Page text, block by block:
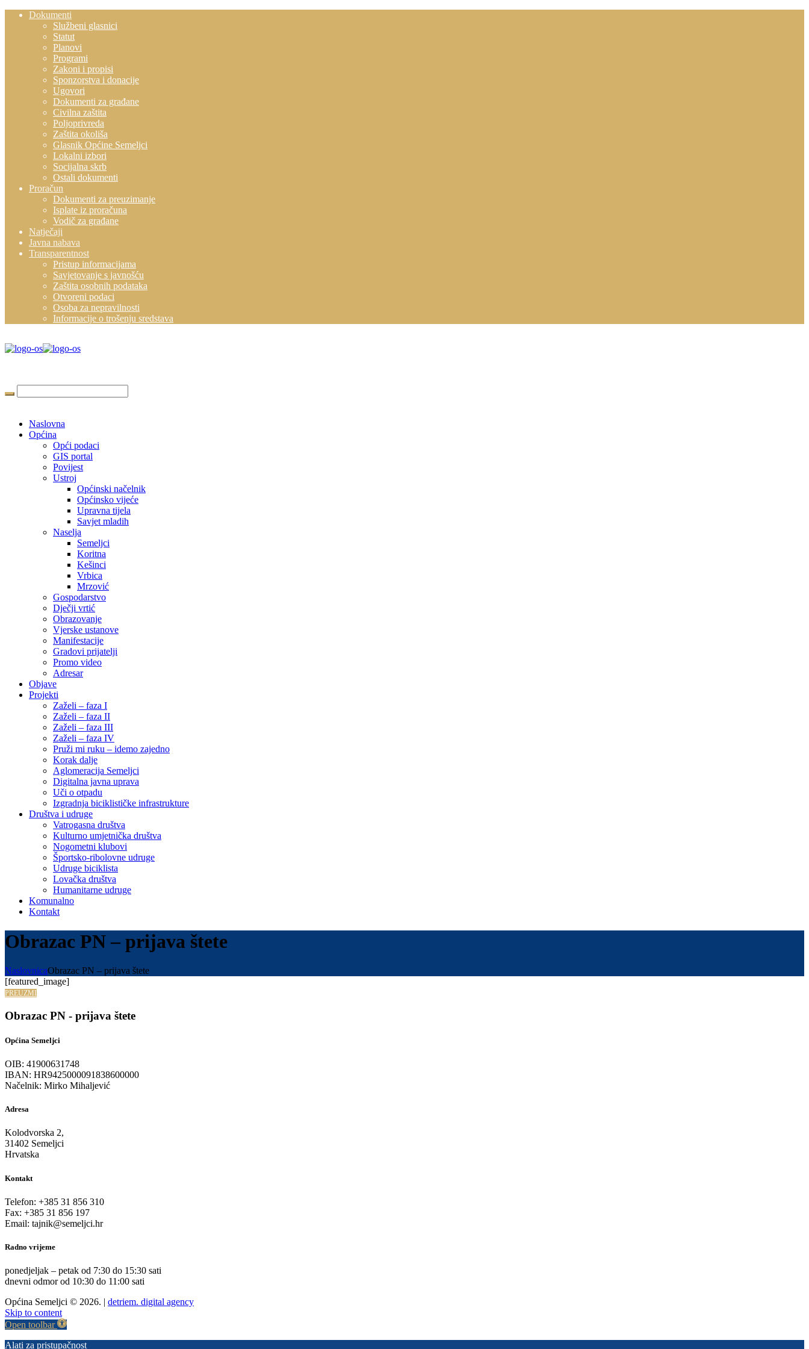
Dokumenti
Službeni glasnici
Statut
Planovi
Programi
Zakoni i propisi
Sponzorstva i donacije
Ugovori
Dokumenti za građane
Civilna zaštita
Poljoprivreda
Zaštita okoliša
Glasnik Općine Semeljci
Lokalni izbori
Socijalna skrb
Ostali dokumenti
Proračun
Dokumenti za preuzimanje
Isplate iz proračuna
Vodič za građane
Natječaji
Javna nabava
Transparentnost
Pristup informacijama
Savjetovanje s javnošću
Zaštita osobnih podataka
Otvoreni podaci
Osoba za nepravilnosti
Informacije o trošenju sredstava
Naslovna
Općina
Opći podaci
GIS portal
Povijest
Ustroj
Općinski načelnik
Općinsko vijeće
Upravna tijela
Savjet mladih
Naselja
Semeljci
Koritna
Kešinci
Vrbica
Mrzović
Gospodarstvo
Dječji vrtić
Obrazovanje
Vjerske ustanove
Manifestacije
Gradovi prijatelji
Promo video
Adresar
Objave
Projekti
Zaželi – faza I
Zaželi – faza II
Zaželi – faza III
Zaželi – faza IV
Pruži mi ruku – idemo zajedno
Korak dalje
Aglomeracija Semeljci
Digitalna javna uprava
Uči o otpadu
Izgradnja biciklističke infrastrukture
Društva i udruge
Vatrogasna društva
Kulturno umjetnička društva
Nogometni klubovi
Športsko-ribolovne udruge
Udruge biciklista
Lovačka društva
Humanitarne udruge
Komunalno
Kontakt
Obrazac PN – prijava štete
NaslovnicaObrazac PN – prijava štete
[featured_image]
PREUZMI
Obrazac PN - prijava štete
Općina Semeljci
OIB: 41900631748
IBAN: HR9425000091838600000
Načelnik: Mirko Mihaljević
Adresa
Kolodvorska 2,
31402 Semeljci
Hrvatska
Kontakt
Telefon: +385 31 856 310
Fax: +385 31 856 197
Email: tajnik@semeljci.hr
Radno vrijeme
ponedjeljak – petak od 7:30 do 15:30 sati
dnevni odmor od 10:30 do 11:00 sati
Općina Semeljci © 2026. | detriem. digital agency
Skip to content
Open toolbar
Alati za pristupačnost